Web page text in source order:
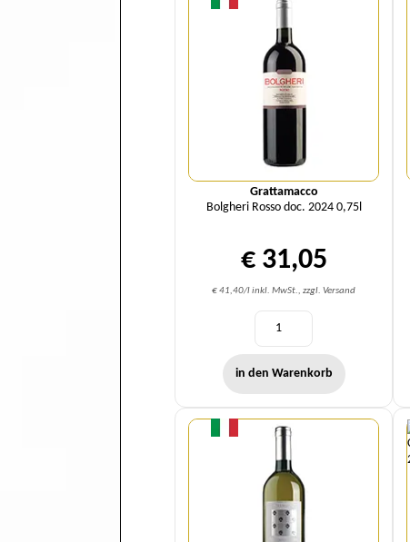
Grattamacco
Bolgheri Rosso doc. 2024 0,75l
€ 31,05
€ 41,40/l inkl. MwSt., zzgl. Versand
in den Warenkorb
Menge